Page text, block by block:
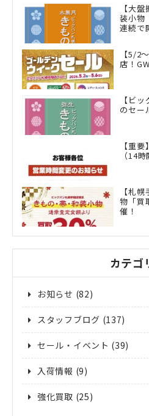
【大
装小物
連続で
【5/2
店！
【ビ
のセー
【重
（14
【札
物「買
催！
カテゴ
お知らせ (82)
スタッフブログ (137)
セール・イベント (39)
入荷情報 (9)
強化買取 (25)